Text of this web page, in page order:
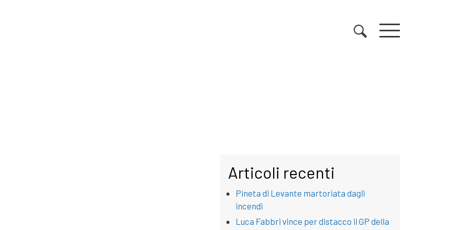
Articoli recenti
Pineta di Levante martoriata dagli
incendi
Luca Fabbri vince per distacco il GP della